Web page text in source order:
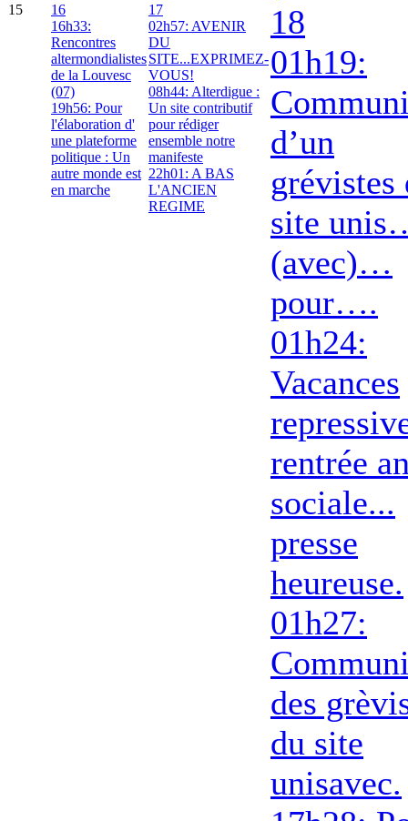
15
16
16h33:
Rencontres
altermondialistes
de la Louvesc
(07)
19h56: Pour
l'élaboration d'
une plateforme
politique : Un
autre monde est
en marche
17
02h57: AVENIR
DU
SITE...EXPRIMEZ-
VOUS!
08h44: Alterdigue :
Un site contributif
pour rédiger
ensemble notre
manifeste
22h01: A BAS
L'ANCIEN
REGIME
18
01h19:
d’un
grévistes
site
(avec)…
pour….
01h24:
Vacances
rentrée
sociale...
presse
heureuse.
01h27:
des
du site
unisavec.